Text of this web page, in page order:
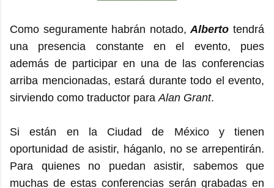
Como seguramente habrán notado,Alberto tendrá
una presencia constante en el evento, pues
además de participar en una de las conferencias
arriba mencionadas, estará durante todo el evento,
sirviendo como traductor para Alan Grant.
Si están en la Ciudad de México y tienen
oportunidad de asistir, háganlo, no se arrepentirán.
Para quienes no puedan asistir, sabemos que
muchas de estas conferencias serán grabadas en